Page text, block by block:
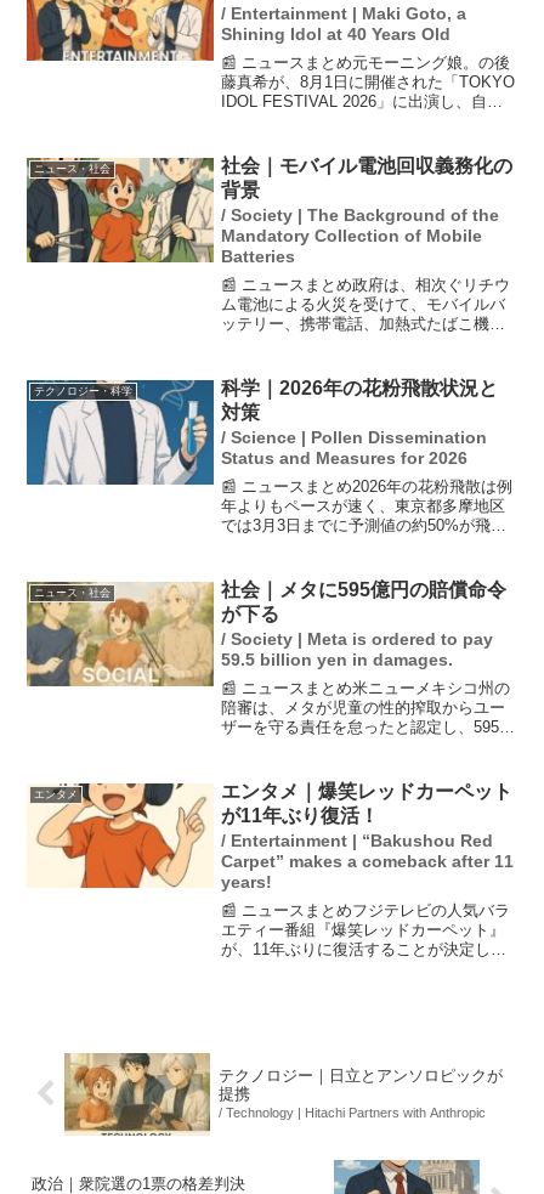
/ Entertainment | Maki Goto, a
Shining Idol at 40 Years Old
📰 ニュースまとめ元モーニング娘。の後
藤真希が、8月1日に開催された「TOKYO
IDOL FESTIVAL 2026」に出演し、自ら
5曲を披露しました。彼女のパ...
ニュース・社会
社会｜モバイル電池回収義務化の
背景
/ Society | The Background of the
Mandatory Collection of Mobile
Batteries
📰 ニュースまとめ政府は、相次ぐリチウ
ム電池による火災を受けて、モバイルバ
ッテリー、携帯電話、加熱式たばこ機器
は普通ゴミとして廃棄できず、店舗や自
治体での回収に協力が必...
テクノロジー・科学
科学｜2026年の花粉飛散状況と
対策
/ Science | Pollen Dissemination
Status and Measures for 2026
📰 ニュースまとめ2026年の花粉飛散は例
年よりもペースが速く、東京都多摩地区
では3月3日までに予測値の約50%が飛散
個/㎝2と比べて約10倍となっていま
す。...
ニュース・社会
社会｜メタに595億円の賠償命令
が下る
/ Society | Meta is ordered to pay
59.5 billion yen in damages.
📰 ニュースまとめ米ニューメキシコ州の
陪審は、メタが児童の性的搾取からユー
ザーを守る責任を怠ったと認定し、595億
ず、特に無限スクロールやプッシュ通知
がもたらす中毒性が...
エンタメ
エンタメ｜爆笑レッドカーペット
が11年ぶり復活！
/ Entertainment | “Bakushou Red
Carpet” makes a comeback after 11
years!
📰 ニュースまとめフジテレビの人気バラ
エティー番組『爆笑レッドカーペット』
が、11年ぶりに復活することが決定しま
テクノロジー｜日立とアンソロピックが
提携
/ Technology | Hitachi Partners with Anthropic
政治｜衆院選の1票の格差判決